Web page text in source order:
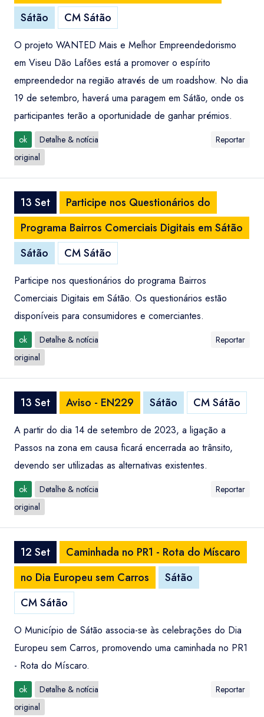
Sátão CM Sátão
O projeto WANTED Mais e Melhor Empreendedorismo
em Viseu Dão Lafões está a promover o espírito
empreendedor na região através de um roadshow. No dia
19 de setembro, haverá uma paragem em Sátão, onde os
participantes terão a oportunidade de ganhar prémios.
ok
Detalhe & notícia
original
Reportar
13 Set
Participe nos Questionários do
Programa Bairros Comerciais Digitais em Sátão
Sátão
CM Sátão
Participe nos questionários do programa Bairros
Comerciais Digitais em Sátão. Os questionários estão
disponíveis para consumidores e comerciantes.
ok
Detalhe & notícia
original
Reportar
13 Set Aviso - EN229 Sátão CM Sátão
A partir do dia 14 de setembro de 2023, a ligação a
Passos na zona em causa ficará encerrada ao trânsito,
devendo ser utilizadas as alternativas existentes.
ok
Detalhe & notícia
original
Reportar
12 Set
Caminhada no PR1 - Rota do Míscaro
no Dia Europeu sem Carros
Sátão
CM Sátão
O Município de Sátão associa-se às celebrações do Dia
Europeu sem Carros, promovendo uma caminhada no PR1
- Rota do Míscaro.
ok
Detalhe & notícia
original
Reportar